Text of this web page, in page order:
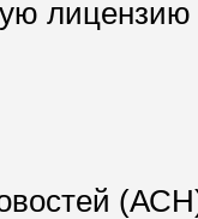
лицензию